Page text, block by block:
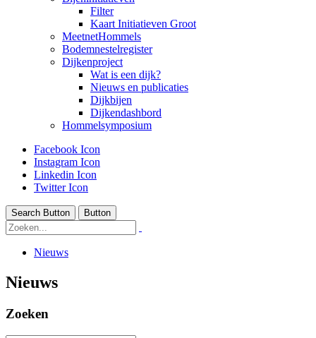
Filter
Kaart Initiatieven Groot
MeetnetHommels
Bodemnestelregister
Dijkenproject
Wat is een dijk?
Nieuws en publicaties
Dijkbijen
Dijkendashbord
Hommelsymposium
Facebook Icon
Instagram Icon
Linkedin Icon
Twitter Icon
Search Button Button
Nieuws
Nieuws
Zoeken